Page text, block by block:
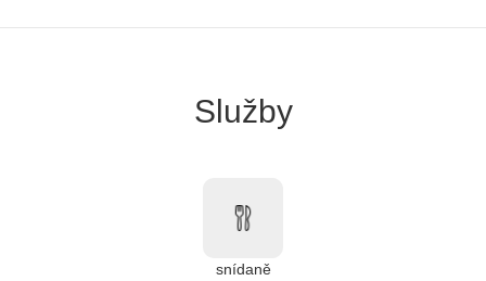
Služby
snídaně